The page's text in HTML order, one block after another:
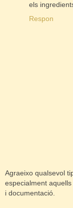
els
Respon
Agraeixo qualsevol
especialment
i documentació.